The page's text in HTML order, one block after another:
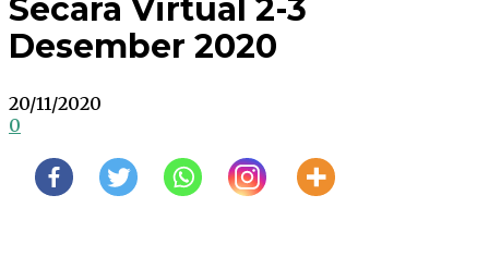
Secara Virtual 2-3
Desember 2020
20/11/2020
0